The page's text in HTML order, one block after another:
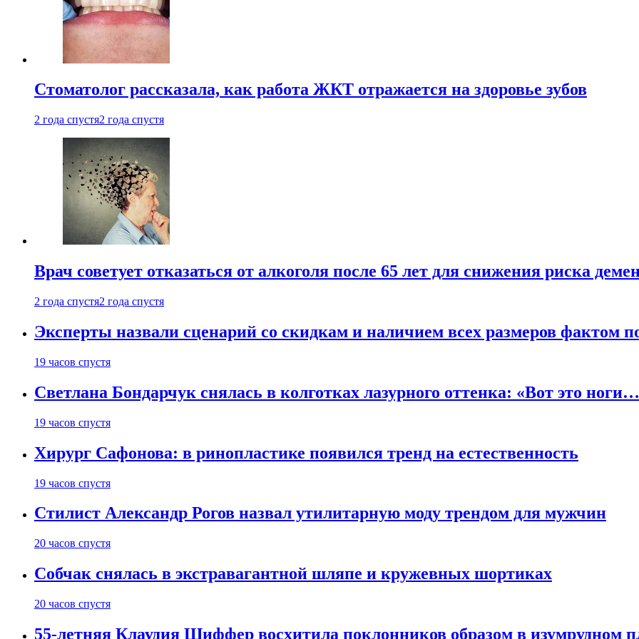
Стоматолог рассказала, как работа ЖКТ отражается на здоровье зубов
2 года спустя2 года спустя
Врач советует отказаться от алкоголя после 65 лет для снижения риска
2 года спустя2 года спустя
Эксперты назвали сценарий со скидкам и наличием всех размеров фактом
19 часов спустя
Светлана Бондарчук снялась в колготках лазурного оттенка: «Вот это
19 часов спустя
Хирург Сафонова: в ринопластике появился тренд на естественность
19 часов спустя
Стилист Александр Рогов назвал утилитарную моду трендом для мужчин
20 часов спустя
Собчак снялась в экстравагантной шляпе и кружевных шортиках
20 часов спустя
55-летняя Клаудия Шиффер восхитила поклонников образом в изумрудном